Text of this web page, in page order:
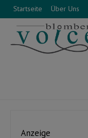
Startseite Über Uns
Anzeige